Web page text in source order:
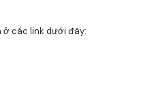
ở các link dưới đây: